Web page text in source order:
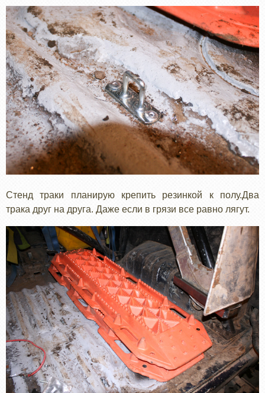
Стенд траки планирую крепить резинкой к полу.Два
трака друг на друга. Даже если в грязи все равно лягут.